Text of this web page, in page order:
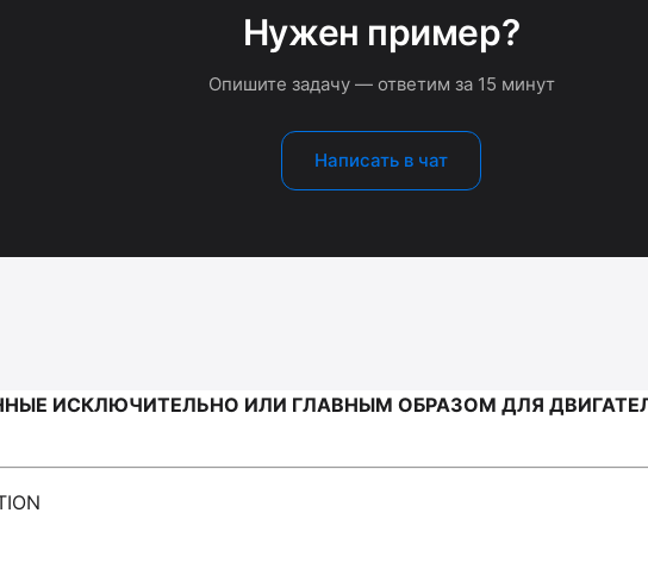
Нужен пример?
Опишите задачу — ответим за 15 минут
Написать в чат
ИСКЛЮЧИТЕЛЬНО ИЛИ ГЛАВНЫМ ОБРАЗОМ ДЛЯ